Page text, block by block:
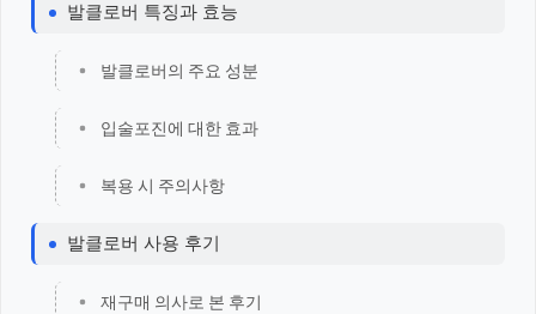
발클로버 특징과 효능
발클로버의 주요 성분
입술포진에 대한 효과
복용 시 주의사항
발클로버 사용 후기
재구매 의사로 본 후기